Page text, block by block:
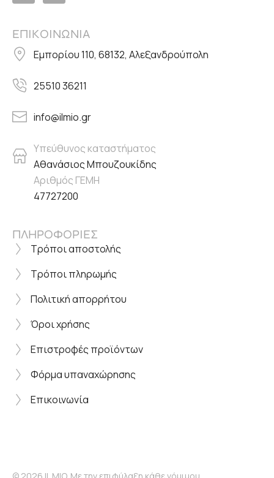
ΕΠΙΚΟΙΝΩΝΙΑ
Εμπορίου 110, 68132, Αλεξανδρούπολη
25510 36211
info@ilmio.gr
Υπεύθυνος καταστήματος
Αθανάσιος Μπουζουκίδης
Αριθμός ΓΕΜΗ
47727200
ΠΛΗΡΟΦΟΡΙΕΣ
Τρόποι αποστολής
Τρόποι πληρωμής
Πολιτική απορρήτου
Όροι χρήσης
Επιστροφές προϊόντων
Φόρμα υπαναχώρησης
Επικοινωνία
© 2026 IL MIO. Με την επιφύλαξη κάθε νόμιμου